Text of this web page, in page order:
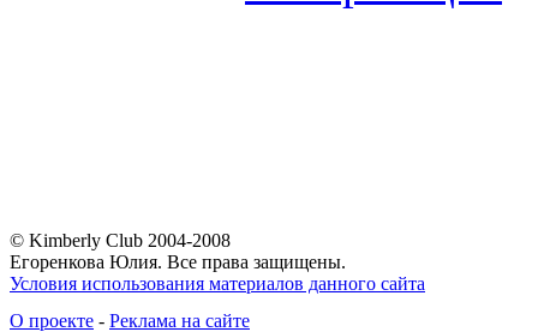
© Kimberly Club 2004-2008
Егоренкова Юлия. Все права защищены.
Условия использования материалов данного сайта
О проекте - Реклама на сайте